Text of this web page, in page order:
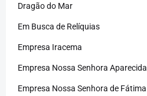
Dragão do Mar
Em Busca de Relíquias
Empresa Iracema
Empresa Nossa Senhora Aparecida
Empresa Nossa Senhora de Fátima